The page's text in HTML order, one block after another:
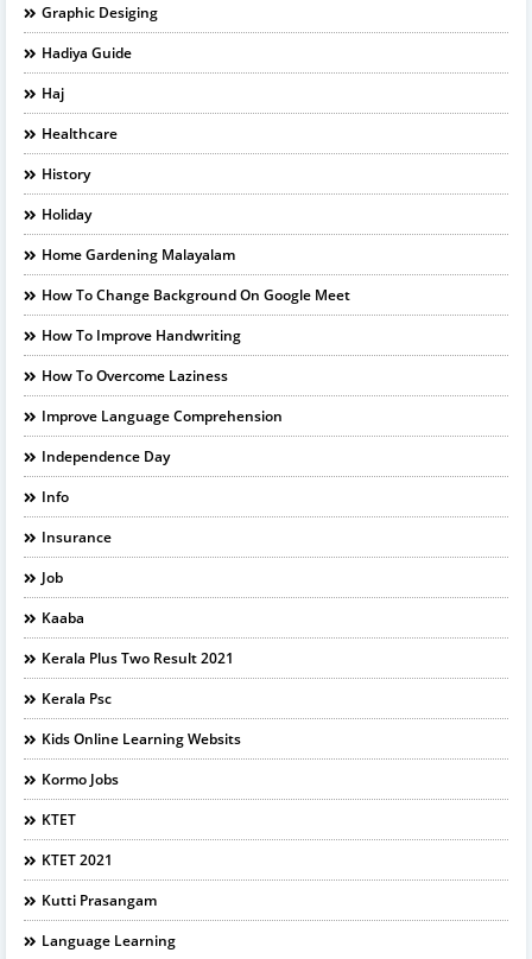
Graphic Desiging
Hadiya Guide
Haj
Healthcare
History
Holiday
Home Gardening Malayalam
How To Change Background On Google Meet
How To Improve Handwriting
How To Overcome Laziness
Improve Language Comprehension
Independence Day
Info
Insurance
Job
Kaaba
Kerala Plus Two Result 2021
Kerala Psc
Kids Online Learning Websits
Kormo Jobs
KTET
KTET 2021
Kutti Prasangam
Language Learning